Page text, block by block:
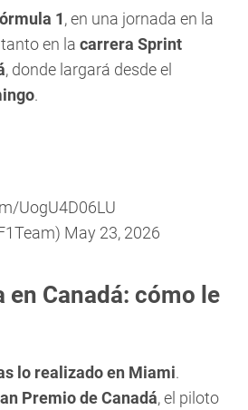
1, en una jornada en la
tanto en la carrera Sprint
, donde largará desde el
.
UogU4D06LU
May 23, 2026
Canadá: cómo le
lo realizado en Miami.
Premio de Canadá, el piloto